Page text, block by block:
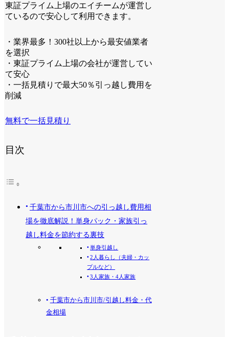
東証プライム上場のエイチームが運営し
ているので安心して利用できます。
・業界最多！300社以上から最安値業者
を選択
・東証プライム上場の会社が運営してい
て安心
・一括見積りで最大50％引っ越し費用を
削減
無料で一括見積り
目次
千葉市から市川市への引っ越し費用相
場を徹底解説！単身パック・家族引っ
越し料金を節約する裏技
単身引越し
2人暮らし（夫婦・カッ
プルなど）
3人家族・4人家族
千葉市から市川市/引越し料金・代
金相場